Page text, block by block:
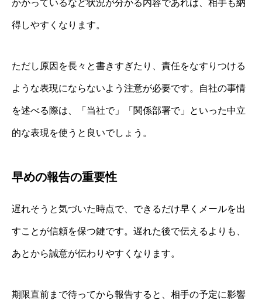
かかっているなど状況が分かる内容であれば、相手も納
得しやすくなります。
ただし原因を長々と書きすぎたり、責任をなすりつける
ような表現にならないよう注意が必要です。自社の事情
を述べる際は、「当社で」「関係部署で」といった中立
的な表現を使うと良いでしょう。
早めの報告の重要性
遅れそうと気づいた時点で、できるだけ早くメールを出
すことが信頼を保つ鍵です。遅れた後で伝えるよりも、
あとから誠意が伝わりやすくなります。
期限直前まで待ってから報告すると、相手の予定に影響